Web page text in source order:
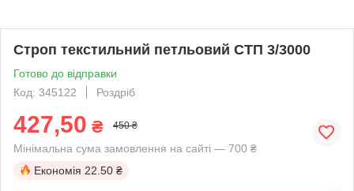
Строп текстильний петльовий СТП 3/3000
Готово до відправки
Код: 345122
Роздріб
427,50 ₴ 450 ₴
Мінімальна сума замовлення на сайті — 700 ₴
Економія 22.50 ₴